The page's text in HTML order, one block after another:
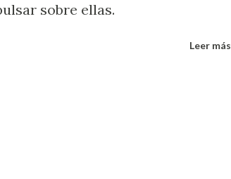
sobre ellas.
Leer más